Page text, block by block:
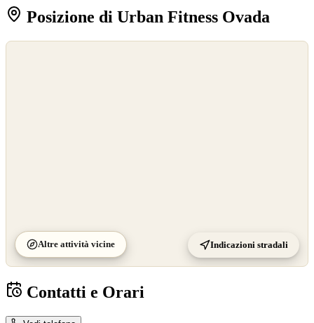
Posizione di Urban Fitness Ovada
Altre attività vicine Indicazioni stradali
Contatti e Orari